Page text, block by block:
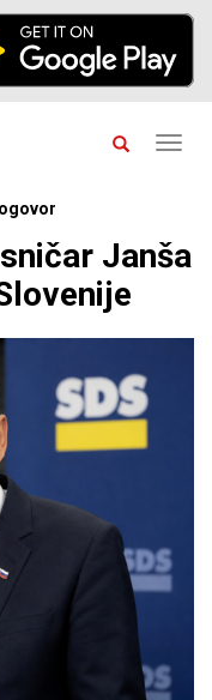
Janša